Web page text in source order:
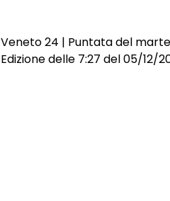
Veneto 24 | Puntata del
Edizione delle 7:27 del 05/12/